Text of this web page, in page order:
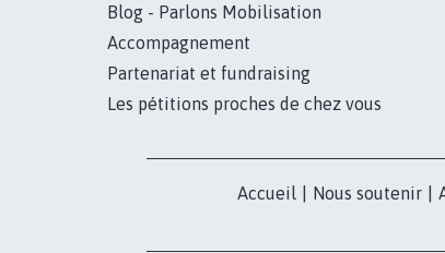
Blog - Parlons Mobilisation
Accompagnement
Partenariat et fundraising
Les pétitions proches de chez vous
Accueil Nous soutenir